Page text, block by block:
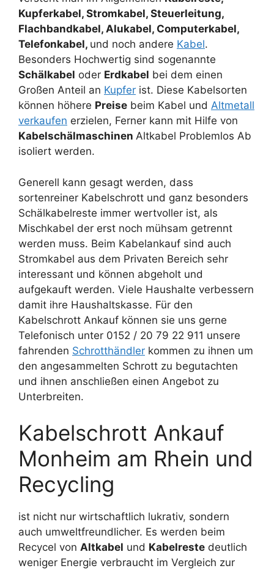
Kupferkabel, Stromkabel, Steuerleitung,
Flachbandkabel, Alukabel, Computerkabel,
Telefonkabel, und noch andere Kabel.
Besonders Hochwertig sind sogenannte
Schälkabel oder Erdkabel bei dem einen
Großen Anteil an Kupfer ist. Diese Kabelsorten
können höhere Preise beim Kabel und Altmetall
verkaufen erzielen, Ferner kann mit Hilfe von
Kabelschälmaschinen Altkabel Problemlos Ab
isoliert werden.
Generell kann gesagt werden, dass
sortenreiner Kabelschrott und ganz besonders
Schälkabelreste immer wertvoller ist, als
Mischkabel der erst noch mühsam getrennt
werden muss. Beim Kabelankauf sind auch
Stromkabel aus dem Privaten Bereich sehr
interessant und können abgeholt und
aufgekauft werden. Viele Haushalte verbessern
damit ihre Haushaltskasse. Für den
Kabelschrott Ankauf können sie uns gerne
Telefonisch unter 0152 / 20 79 22 911 unsere
fahrenden Schrotthändler kommen zu ihnen um
den angesammelten Schrott zu begutachten
und ihnen anschließen einen Angebot zu
Unterbreiten.
Kabelschrott Ankauf
Monheim am Rhein und
Recycling
ist nicht nur wirtschaftlich lukrativ, sondern
auch umweltfreundlicher. Es werden beim
Recycel von Altkabel und Kabelreste deutlich
weniger Energie verbraucht im Vergleich zur